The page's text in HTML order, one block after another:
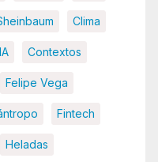
Clima
Contextos
Felipe Vega
Fintech
Heladas